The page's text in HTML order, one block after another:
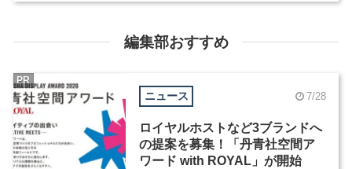
編集部おすすめ
ニュース 7/28
ロイヤルホストなど3ブランドへ
の提案を募集！「丹青社空間ア
ワード with ROYAL」が開始
PR